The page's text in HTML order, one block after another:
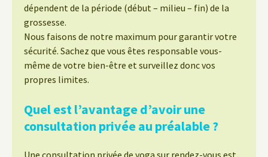
dépendent de la période (début – milieu – fin) de la
grossesse.
Nous faisons de notre maximum pour garantir votre
sécurité. Sachez que vous êtes responsable vous-
même de votre bien-être et surveillez donc vos
propres limites.
Quel est l’avantage d’avoir une
consultation privée au préalable ?
Une consultation privée de yoga sur rendez-vous est